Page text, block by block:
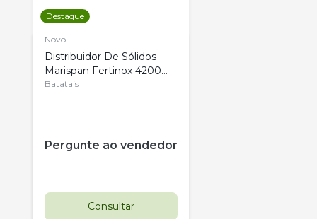
Destaque
Novo
Distribuidor De Sólidos
Marispan Fertinox 4200
Citrus
Batatais
Pergunte ao vendedor
Consultar